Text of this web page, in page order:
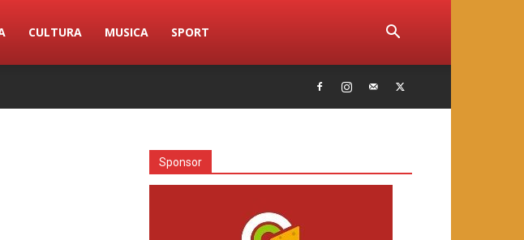
CULTURA MUSICA SPORT
Sponsor